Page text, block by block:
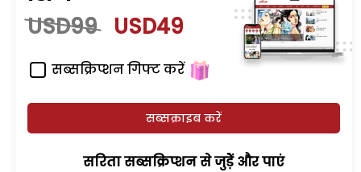
USD99 USD49
सब्सक्रिप्शन गिफ्ट करें
सब्सक्राइब करें
सरिता सब्सक्रिप्शन से जुड़ेें और पाएं